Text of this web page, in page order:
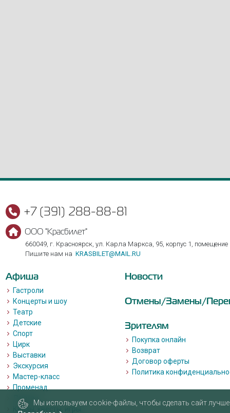
+7 (391) 288-88-81
ООО "Красбилет"
660049, г. Красноярск, ул. Карла Маркса, 95, корпус 1, помещение
Пишите нам на KRASBILET@MAIL.RU
Афиша
Гастроли
Концерты и шоу
Театр
Детские
Спорт
Цирк
Выставки
Экскурсия
Мастер-класс
Променад
Лекции
Квизы, квесты, игры.
Новости
Отмены/Замены/
Зрителям
Покупка онлайн
Возврат
Договор оферты
Политика
Мы используем cookie-файлы, чтобы сделать сайт лучше